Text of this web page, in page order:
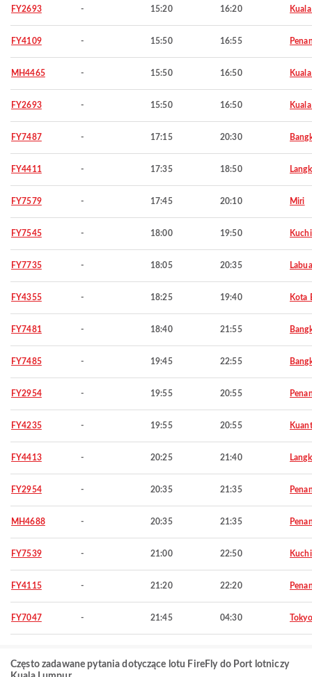
FY2693 - 15:20 16:20
FY4109 - 15:50 16:55
MH4465 - 15:50 16:50
FY2693 - 15:50 16:50
FY7487 - 17:15 20:30
FY4411 - 17:35 18:50
FY7579 - 17:45 20:10 Miri
FY7545 - 18:00 19:50
FY7735 - 18:05 20:35
FY4355 - 18:25 19:40 Kota
FY7481 - 18:40 21:55
FY7485 - 19:45 22:55
FY2954 - 19:55 20:55
FY4235 - 19:55 20:55
FY4413 - 20:25 21:40
FY2954 - 20:35 21:35
MH4688 - 20:35 21:35
FY7539 - 21:00 22:50
FY4115 - 21:20 22:20
FY7047 - 21:45 04:30 Tokyo
Często zadawane pytania dotyczące lotu FireFly do Port lotniczy